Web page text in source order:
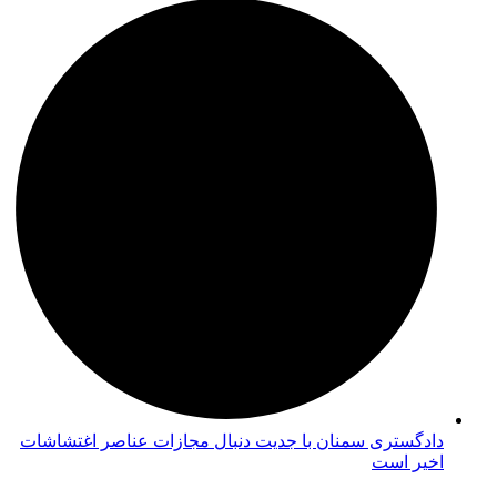
دادگستری سمنان با جدیت دنبال مجازات عناصر اغتشاشات
اخیر است